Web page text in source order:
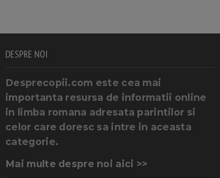
DESPRE NOI
Desprecopii.com este cea mai
importanta resursa de informatii online
in limba romana adresata parintilor si
celor care doresc sa intre in aceasta
categorie.
Mai multe despre noi aici >>